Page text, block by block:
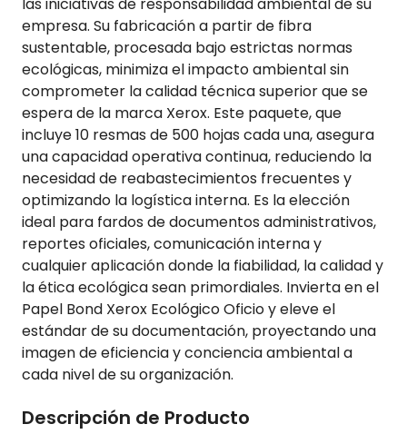
las iniciativas de responsabilidad ambiental de su
empresa. Su fabricación a partir de fibra
sustentable, procesada bajo estrictas normas
ecológicas, minimiza el impacto ambiental sin
comprometer la calidad técnica superior que se
espera de la marca Xerox. Este paquete, que
incluye 10 resmas de 500 hojas cada una, asegura
una capacidad operativa continua, reduciendo la
necesidad de reabastecimientos frecuentes y
optimizando la logística interna. Es la elección
ideal para fardos de documentos administrativos,
reportes oficiales, comunicación interna y
cualquier aplicación donde la fiabilidad, la calidad y
la ética ecológica sean primordiales. Invierta en el
Papel Bond Xerox Ecológico Oficio y eleve el
estándar de su documentación, proyectando una
imagen de eficiencia y conciencia ambiental a
cada nivel de su organización.
Descripción de Producto